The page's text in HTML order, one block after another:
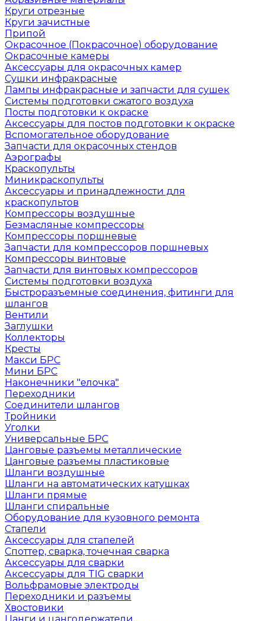
Круги отрезные
Круги зачистные
Припой
Окрасочное (Покрасочное) оборудование
Окрасочные камеры
Аксессуары для окрасочных камер
Сушки инфракрасные
Лампы инфракрасные и запчасти для сушек
Системы подготовки сжатого воздуха
Посты подготовки к окраске
Аксессуары для постов подготовки к окраске
Вспомогательное оборудование
Запчасти для окрасочных стендов
Аэрографы
Краскопульты
Миникраскопульты
Аксессуары и принадлежности для
краскопультов
Компрессоры воздушные
Безмасляные компрессоры
Компрессоры поршневые
Запчасти для компрессоров поршневых
Компрессоры винтовые
Запчасти для винтовых компрессоров
Системы подготовки воздуха
Быстроразъемные соединения, фитинги для
шлангов
Вентили
Заглушки
Коллекторы
Кресты
Макси БРС
Мини БРС
Наконечники "елочка"
Переходники
Соединители шлангов
Тройники
Уголки
Универсальные БРС
Цанговые разъемы металлические
Цанговые разъемы пластиковые
Шланги воздушные
Шланги на автоматических катушках
Шланги прямые
Шланги спиральные
Оборудование для кузовного ремонта
Стапели
Аксессуары для стапелей
Споттер, сварка, точечная сварка
Аксессуары для сварки
Аксессуары для TIG сварки
Вольфрамовые электроды
Переходники и разъемы
Хвостовики